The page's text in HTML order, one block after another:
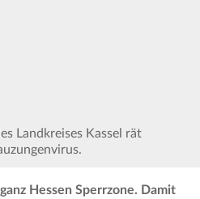
Landkreises Kassel rät
Hessen Sperrzone. Damit